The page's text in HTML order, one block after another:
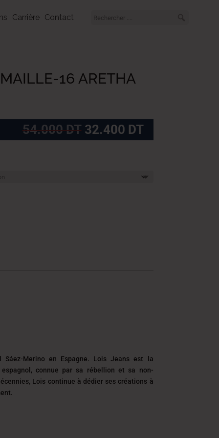
Carrière Contact
16 ARETHA
54.000DT Le
prix
32.400 DTLe
prix
32.400
Sáez-Merino en Espagne. Lois Jeans est la
connue par sa rébellion et sa non-
Lois continue à dédier ses créations à